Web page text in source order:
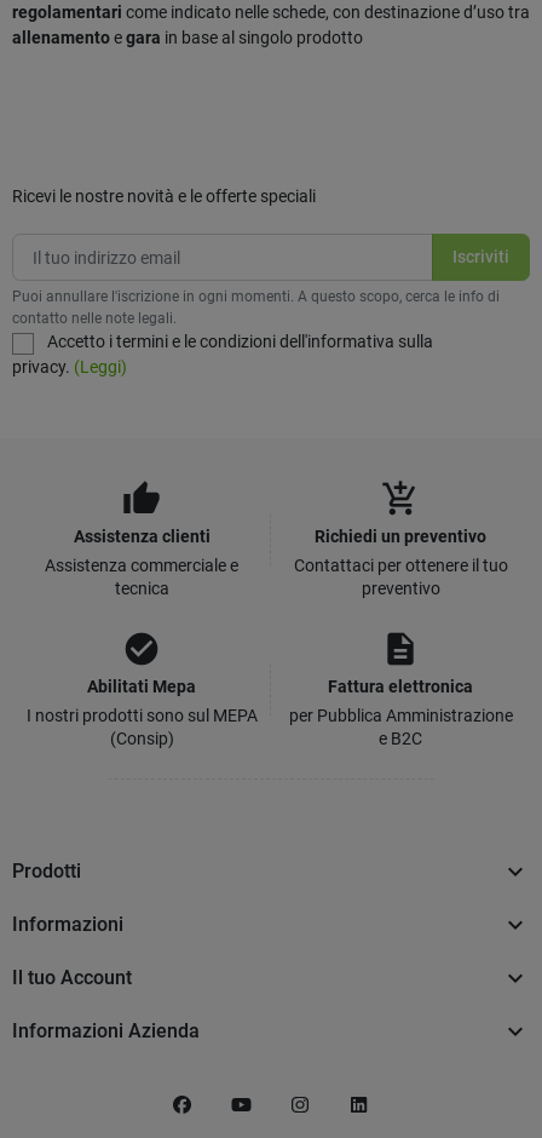
regolamentari come indicato nelle schede, con destinazione d’uso tra
allenamentoegara in base al singolo prodotto
Ricevi le nostre novità e le offerte speciali
Puoi annullare l'iscrizione in ogni momenti. A questo scopo, cerca le info di
contatto nelle note legali.
Accetto i termini e le condizioni dell'informativa sulla
privacy. (Leggi)
thumb_up
Assistenza clienti
Assistenza commerciale e
tecnica
add_shopping_cart
Richiedi un preventivo
Contattaci per ottenere il tuo
preventivo
check_circle
Abilitati Mepa
I nostri prodotti sono sul MEPA
(Consip)
description
Fattura elettronica
per Pubblica Amministrazione
e B2C
Prodotti 
Informazioni 
Il tuo Account 
Informazioni Azienda 